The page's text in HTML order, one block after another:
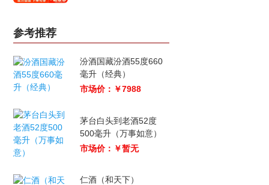
参考推荐
汾酒国藏汾酒55度660
毫升（经典）
市场价：￥7988
茅台白头到老酒52度
500毫升（万事如意）
市场价：￥暂无
仁酒（和天下）